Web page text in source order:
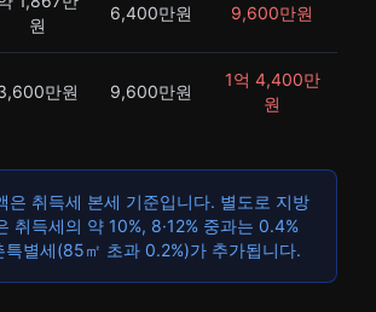
원
6,400만원 9,600만원
만원 9,600만원
1억 4,400만
원
은 취득세 본세 기준입니다. 별도로 지방
취득세의 약 10%, 8·12% 중과는 0.4%
특별세(85㎡ 초과 0.2%)가 추가됩니다.